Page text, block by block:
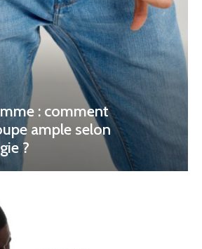
: comment
ample selon
?